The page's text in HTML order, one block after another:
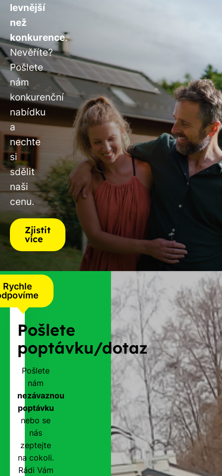
levnější
než
konkurence.
Nevěříte?
Pošlete
nám
konkurenční
nabídku
a
nechte
si
sdělit
naši
cenu.
Zjistit
více
Rychle
Pošlete
poptávku/dotaz
Pošlete
nám
nezávaznou
poptávku
nebo se
nás
zeptejte
na cokoli.
Rádi Vám